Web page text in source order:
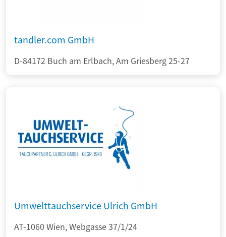
tandler.com GmbH
D-84172 Buch am Erlbach, Am Griesberg 25-27
Umwelttauchservice Ulrich GmbH
AT-1060 Wien, Webgasse 37/1/24